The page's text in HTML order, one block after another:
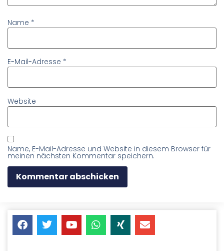
Name *
E-Mail-Adresse *
Website
Name, E-Mail-Adresse und Website in diesem Browser für
meinen nächsten Kommentar speichern.